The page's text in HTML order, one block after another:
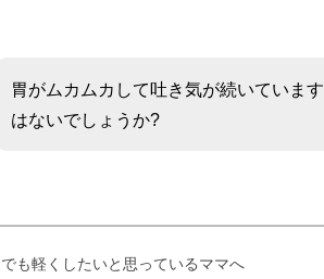
胃がムカムカして吐き気が続いていま
はないでしょうか?
も軽くしたいと思っているママへ